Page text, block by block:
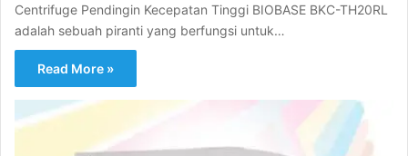
Centrifuge Pendingin Kecepatan Tinggi BIOBASE BKC-TH20RL
adalah sebuah piranti yang berfungsi untuk…
Read More »